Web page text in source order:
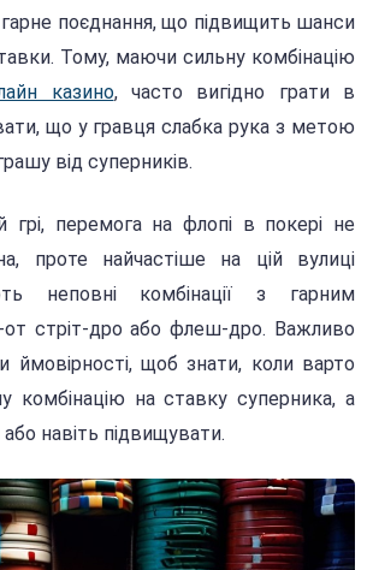
поєднання, що підвищить шанси
Тому, маючи сильну комбінацію
казино, часто вигідно грати в
що у гравця слабка рука з метою
від суперників.
грі, перемога на флопі в покері не
проте найчастіше на цій вулиці
неповні комбінації з гарним
от стріт-дро або флеш-дро. Важливо
ймовірності, щоб знати, коли варто
комбінацію на ставку суперника, а
навіть підвищувати.